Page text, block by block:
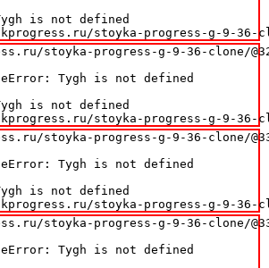
is not defined
stoyka-progress-g-9-36-
stoyka-progress-g-9-36-clone/
Tygh is not defined
is not defined
stoyka-progress-g-9-36-
stoyka-progress-g-9-36-clone/
Tygh is not defined
is not defined
stoyka-progress-g-9-36-
stoyka-progress-g-9-36-clone/
Tygh is not defined